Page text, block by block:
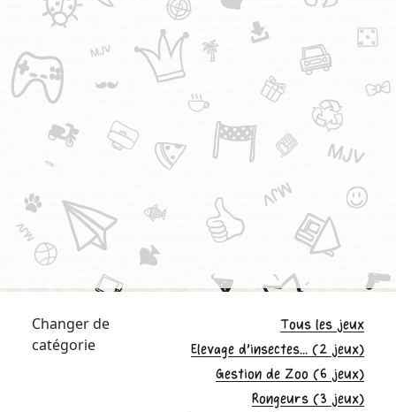
Tous les jeux
Elevage d'insectes... (2 jeux)
Gestion de Zoo (6 jeux)
Rongeurs (3 jeux)
Changer de
catégorie